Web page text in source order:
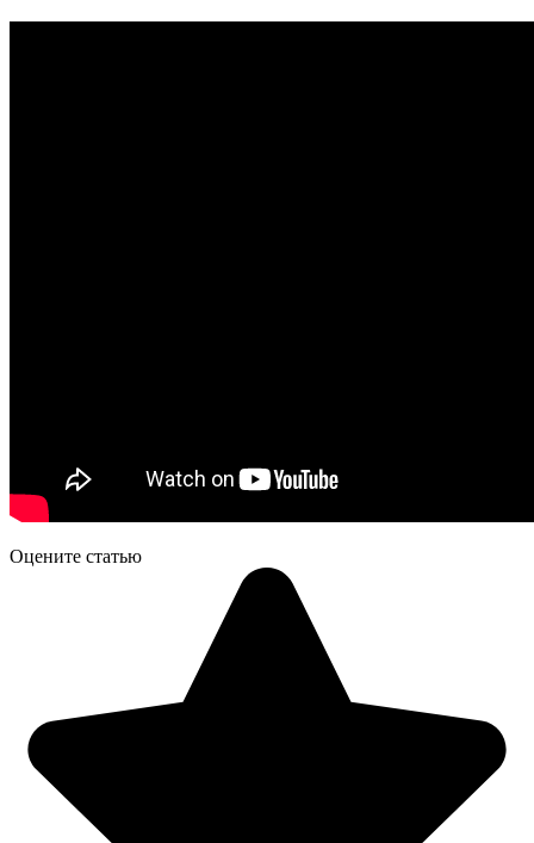
Оцените статью